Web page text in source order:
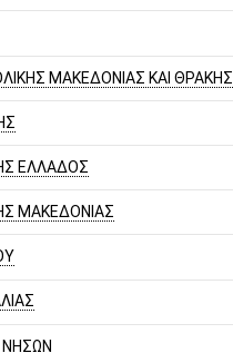
ΜΑΚΕΔΟΝΙΑΣ ΚΑΙ ΘΡΑΚΗΣ
ΕΛΛΑΔΟΣ
ΜΑΚΕΔΟΝΙΑΣ
ΝΗΣΩΝ